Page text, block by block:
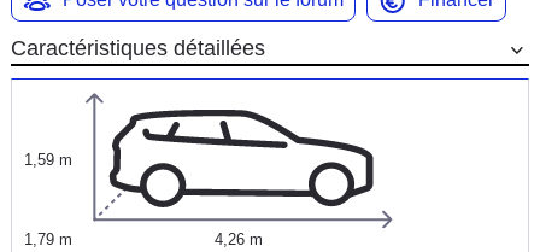
Caractéristiques détaillées
1,59 m
1,79 m 4,26 m